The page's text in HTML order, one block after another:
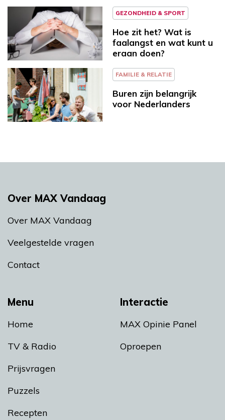
GEZONDHEID & SPORT
Hoe zit het? Wat is
faalangst en wat kunt u
eraan doen?
FAMILIE & RELATIE
Buren zijn belangrijk
voor Nederlanders
Menu
Home
TV & Radio
Prijsvragen
Puzzels
Recepten
Interactie
MAX Opinie Panel
Oproepen
Over MAX Vandaag
Over MAX Vandaag
Veelgestelde vragen
Contact